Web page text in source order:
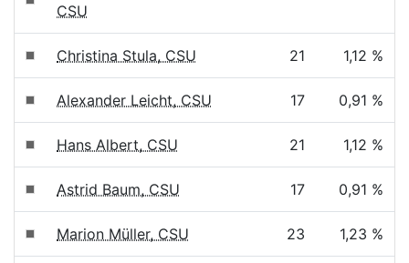
CSU
Christina Stula, CSU 21 1,12 %
Alexander Leicht, CSU 17 0,91 %
Hans Albert, CSU 21 1,12 %
Astrid Baum, CSU 17 0,91 %
Marion Müller, CSU 23 1,23 %